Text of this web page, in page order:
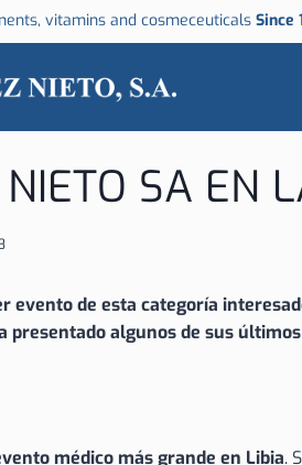
vitamins and cosmeceuticals Since
SA EN
evento de esta categoría
presentado algunos de sus
médico más grande en Libia.